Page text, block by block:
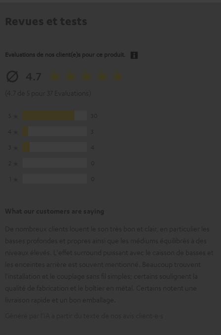
Evaluations de nos client(e)s pour ce produit.